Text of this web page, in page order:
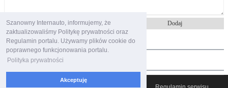
Szanowny Internauto, informujemy, że
zaktualizowaliśmy Politykę prywatności oraz
Regulamin portalu. Używamy plików cookie do
poprawnego funkcjonowania portalu.
Polityka prywatności
Akceptuję
Znam i akceptujęregulamin portalu
najczęściej oglądane
polecane filmy